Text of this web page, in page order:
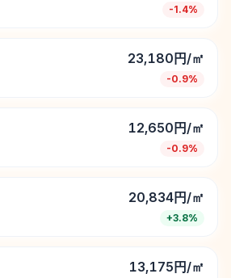
-1.4%
23,180円/㎡
-0.9%
12,650円/㎡
-0.9%
20,834円/㎡
+3.8%
13,175円/㎡